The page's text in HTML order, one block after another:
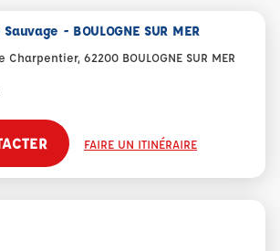
- BOULOGNE SUR MER
62200 BOULOGNE SUR MER
FAIRE UN ITINÉRAIRE